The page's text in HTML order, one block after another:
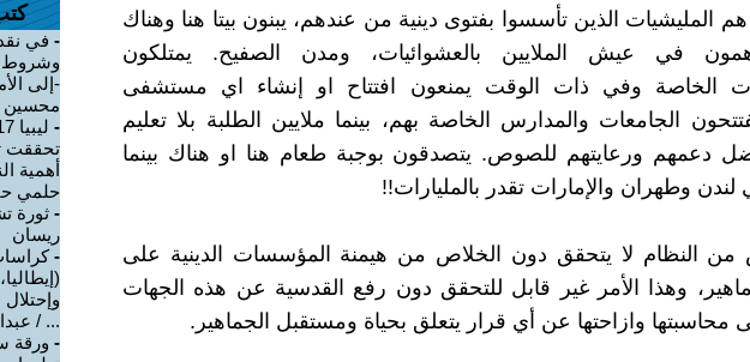
المليشيات الذين تأسسوا بفتوى دينية من عندهم، يبنون بيتا هنا وهناك
في عيش الملايين بالعشوائيات، ومدن الصفيح. يمتلكون
الخاصة وفي ذات الوقت يمنعون افتتاح او إنشاء اي مستشفى
الجامعات والمدارس الخاصة بهم، بينما ملايين الطلبة بلا تعليم
دعمهم ورعايتهم للصوص. يتصدقون بوجبة طعام هنا او هناك بينما
لندن وطهران والإمارات تقدر بالمليارات!!
من النظام لا يتحقق دون الخلاص من هيمنة المؤسسات الدينية على
وهذا الأمر غير قابل للتحقق دون رفع القدسية عن هذه الجهات
محاسبتها وازاحتها عن أي قرار يتعلق بحياة ومستقبل الجماهير.
- في
وشروط
-إلى
محسين
-
تحققت
أهمية
حلمي
- ثورة
ريسان
-
... /
- ورقة